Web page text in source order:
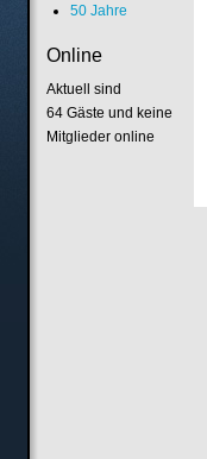
50 Jahre
Online
Aktuell sind
64 Gäste und keine
Mitglieder online